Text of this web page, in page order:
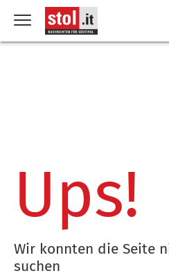
Ups!
Wir konnten die Seite
suchen